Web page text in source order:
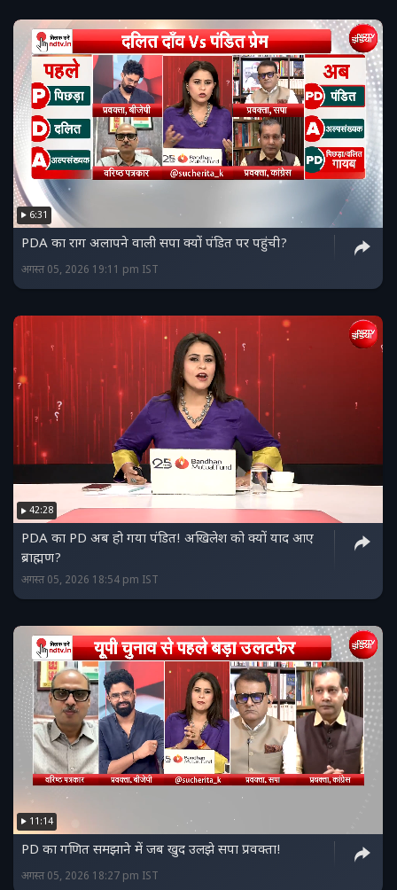
6:31
PDA का राग अलापने वाली सपा क्यों पंडित पर पहुंची?
अगस्त 05, 2026 19:11 pm IST
42:28
PDA का PD अब हो गया पंडित! अखिलेश को क्यों याद आए
ब्राह्मण?
अगस्त 05, 2026 18:54 pm IST
11:14
PD का गणित समझाने में जब खुद उलझे सपा प्रवक्ता!
अगस्त 05, 2026 18:27 pm IST